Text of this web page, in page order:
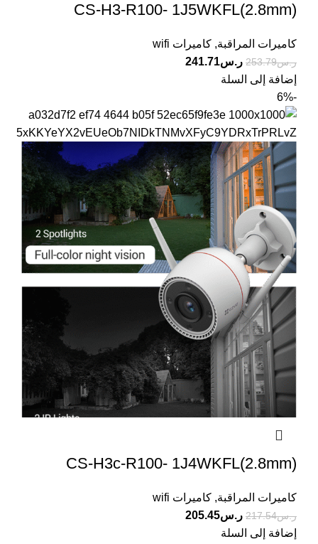
CS-H3-R100- 1J5WKFL(2.8mm)
كاميرات المراقبة, كاميرات wifi
ر.س253.79 ر.س241.71
إضافة إلى السلة
-6%
CS-H3c-R100- 1J4WKFL(2.8mm)
كاميرات المراقبة, كاميرات wifi
ر.س217.54 ر.س205.45
إضافة إلى السلة